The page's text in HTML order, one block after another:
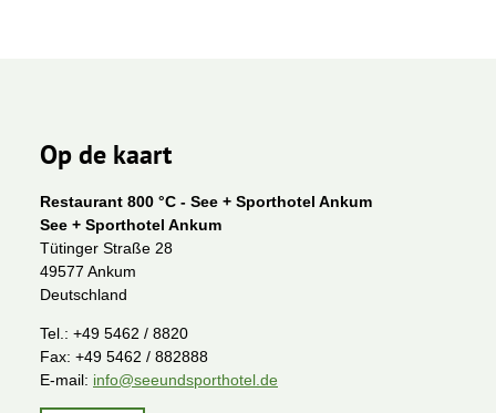
Op de kaart
Restaurant 800 °C - See + Sporthotel Ankum
See + Sporthotel Ankum
Tütinger Straße 28
49577 Ankum
Deutschland
Tel.: +49 5462 / 8820
Fax: +49 5462 / 882888
E-mail: info@seeundsporthotel.de